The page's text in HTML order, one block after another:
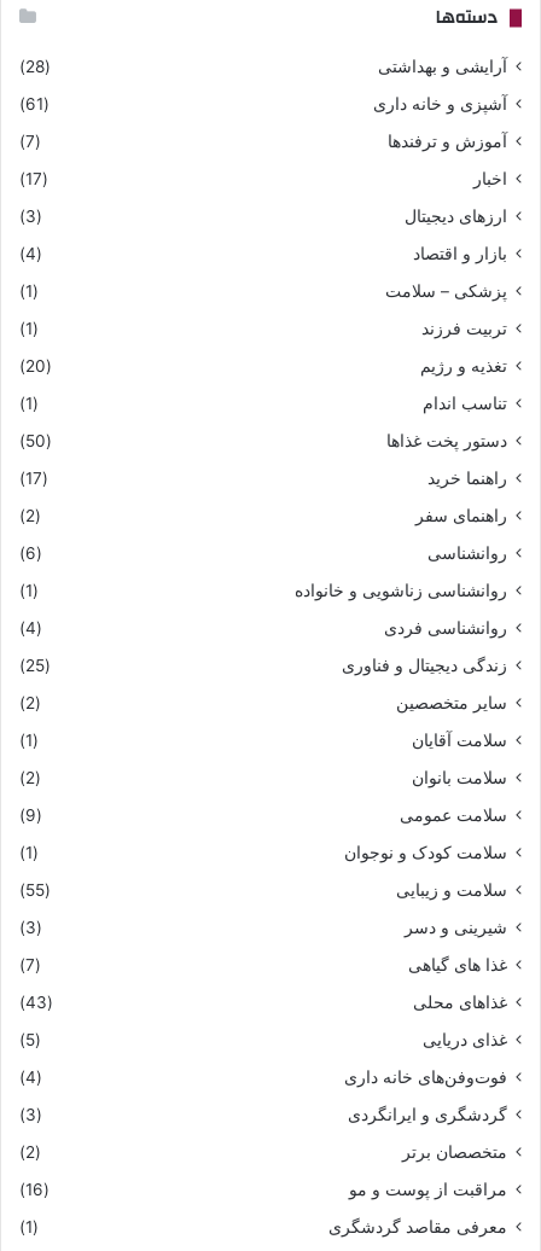
دسته‌ها
آرایشی و بهداشتی
(28)
آشپزی و خانه داری
(61)
آموزش و ترفندها
(7)
اخبار
(17)
ارزهای دیجیتال
(3)
بازار و اقتصاد
(4)
پزشکی – سلامت
(1)
تربیت فرزند
(1)
تغذیه و رژیم
(20)
تناسب اندام
(1)
دستور پخت غذاها
(50)
راهنما خرید
(17)
راهنمای سفر
(2)
روانشناسی
(6)
روانشناسی زناشویی و خانواده
(1)
روانشناسی فردی
(4)
زندگی دیجیتال و فناوری
(25)
سایر متخصصین
(2)
سلامت آقایان
(1)
سلامت بانوان
(2)
سلامت عمومی
(9)
سلامت کودک و نوجوان
(1)
سلامت و زیبایی
(55)
شیرینی و دسر
(3)
غذا های گیاهی
(7)
غذاهای محلی
(43)
غذای دریایی
(5)
فوت‌وفن‌های خانه داری
(4)
گردشگری و ایرانگردی
(3)
متخصصان برتر
(2)
مراقبت از پوست و مو
(16)
معرفی مقاصد گردشگری
(1)